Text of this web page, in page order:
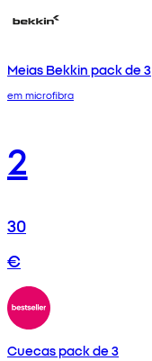
Meias Bekkin pack de 3
em microfibra
2
30
€
Cuecas pack de 3